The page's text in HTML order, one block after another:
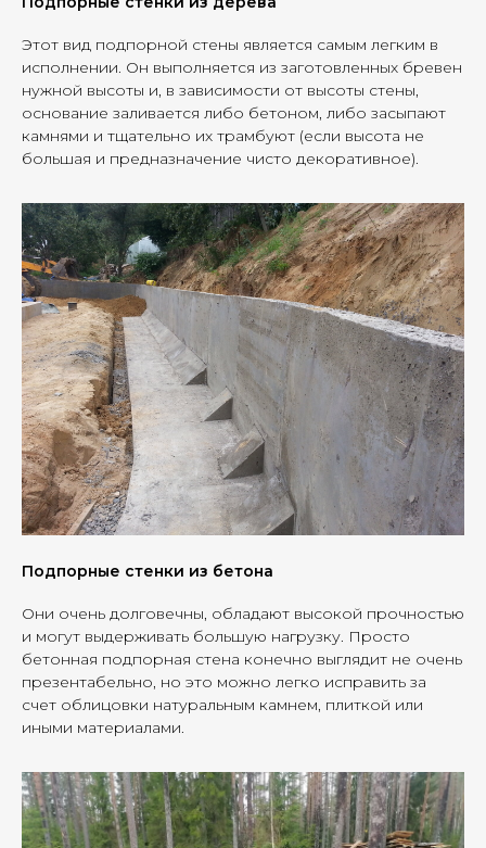
Этот вид подпорной стены является самым легким в
исполнении. Он выполняется из заготовленных бревен
нужной высоты и, в зависимости от высоты стены,
основание заливается либо бетоном, либо засыпают
камнями и тщательно их трамбуют (если высота не
большая и предназначение чисто декоративное).
Подпорные стенки из бетона
Они очень долговечны, обладают высокой прочностью
и могут выдерживать большую нагрузку. Просто
бетонная подпорная стена конечно выглядит не очень
презентабельно, но это можно легко исправить за
счет облицовки натуральным камнем, плиткой или
иными материалами.